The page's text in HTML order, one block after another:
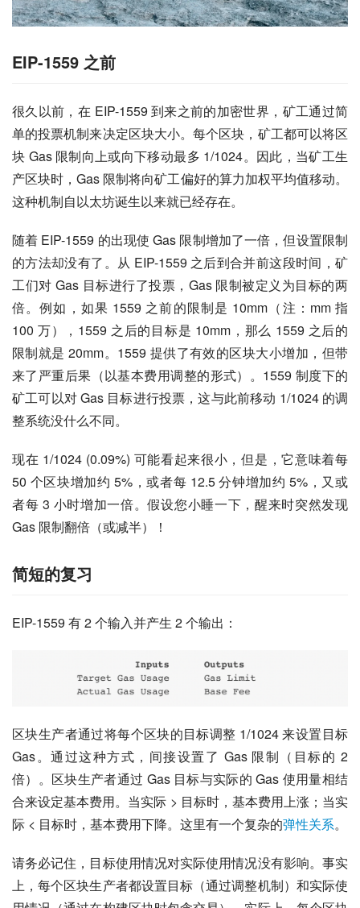
EIP-1559 之前
很久以前，在 EIP-1559 到来之前的加密世界，矿工通过简
单的投票机制来决定区块大小。每个区块，矿工都可以将区
块 Gas 限制向上或向下移动最多 1/1024。因此，当矿工生
产区块时，Gas 限制将向矿工偏好的算力加权平均值移动。
这种机制自以太坊诞生以来就已经存在。
随着 EIP-1559 的出现使 Gas 限制增加了一倍，但设置限制
的方法却没有了。从 EIP-1559 之后到合并前这段时间，矿
工们对 Gas 目标进行了投票，Gas 限制被定义为目标的两
倍。例如，如果 1559 之前的限制是 10mm（注：mm 指
100 万），1559 之后的目标是 10mm，那么 1559 之后的
限制就是 20mm。1559 提供了有效的区块大小增加，但带
来了严重后果（以基本费用调整的形式）。1559 制度下的
矿工可以对 Gas 目标进行投票，这与此前移动 1/1024 的调
整系统没什么不同。
现在 1/1024 (0.09%) 可能看起来很小，但是，它意味着每
50 个区块增加约 5%，或者每 12.5 分钟增加约 5%，又或
者每 3 小时增加一倍。假设您小睡一下，醒来时突然发现
Gas 限制翻倍（或减半）！
简短的复习
EIP-1559 有 2 个输入并产生 2 个输出：
区块生产者通过将每个区块的目标调整 1/1024 来设置目标
Gas。通过这种方式，间接设置了 Gas 限制（目标的 2
倍）。区块生产者通过 Gas 目标与实际的 Gas 使用量相结
合来设定基本费用。当实际 > 目标时，基本费用上涨；当实
际 < 目标时，基本费用下降。这里有一个复杂的弹性关系。
请务必记住，目标使用情况对实际使用情况没有影响。事实
上，每个区块生产者都设置目标（通过调整机制）和实际使